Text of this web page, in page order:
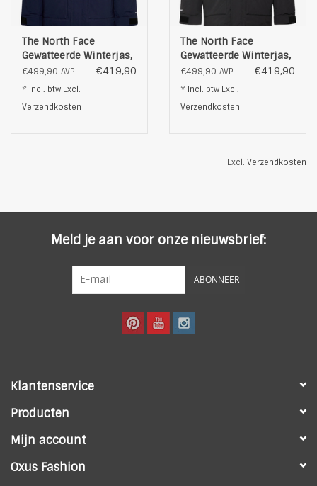
The North Face
Gewatteerde Winterjas,
blauw
€499,90 AVP €419,90
* Incl. btw Excl.
Verzendkosten
The North Face
Gewatteerde Winterjas,
zwart
€499,90 AVP €419,90
* Incl. btw Excl.
Verzendkosten
Excl. Verzendkosten
Meld je aan voor onze nieuwsbrief:
ABONNEER
Klantenservice
Producten
Mijn account
Oxus Fashion